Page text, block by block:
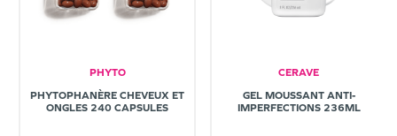
PHYTO
PHYTOPHANÈRE CHEVEUX ET
ONGLES 240 CAPSULES
CERAVE
GEL MOUSSANT ANTI-
IMPERFECTIONS 236ML